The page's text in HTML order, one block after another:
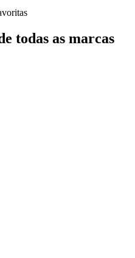
todas as marcas